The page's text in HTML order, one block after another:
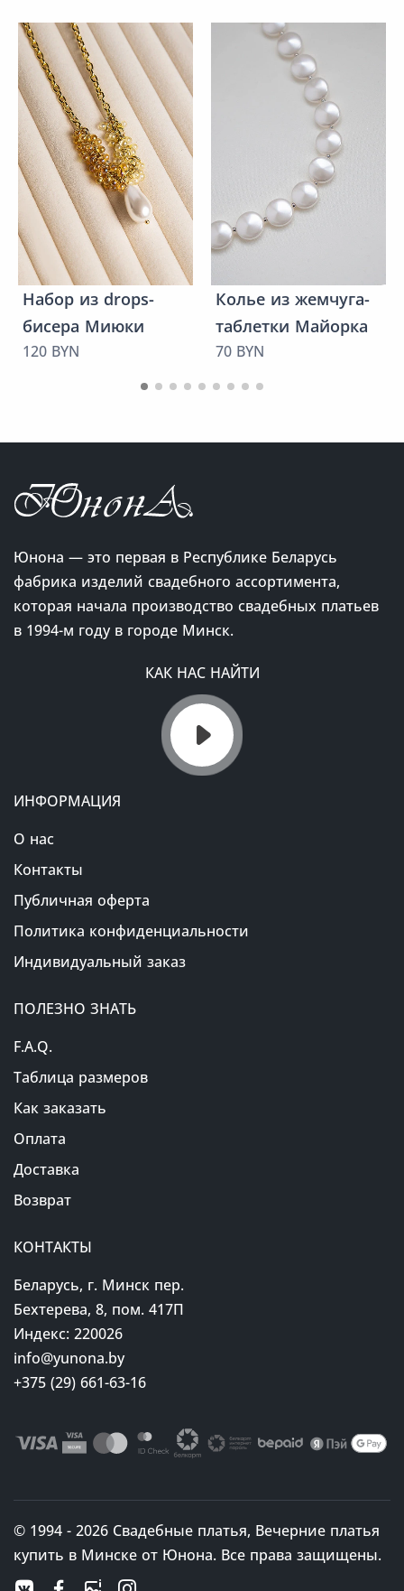
Набор из drops-
бисера Миюки
120 BYN
Колье из жемчуга-
таблетки Майорка
70 BYN
Юнона — это первая в Республике Беларусь
фабрика изделий свадебного ассортимента,
которая начала производство свадебных платьев
в 1994-м году в городе Минск.
КАК НАС НАЙТИ
ИНФОРМАЦИЯ
О нас
Контакты
Публичная оферта
Политика конфиденциальности
Индивидуальный заказ
ПОЛЕЗНО ЗНАТЬ
F.A.Q.
Таблица размеров
Как заказать
Оплата
Доставка
Возврат
КОНТАКТЫ
Беларусь, г. Минск пер.
Бехтерева, 8, пом. 417П
Индекс: 220026
info@yunona.by
+375 (29) 661-63-16
© 1994 - 2026 Свадебные платья, Вечерние платья
купить в Минске от Юнона. Все права защищены.